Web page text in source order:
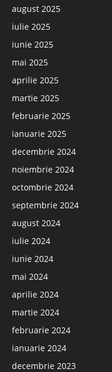
august 2025
iulie 2025
iunie 2025
mai 2025
aprilie 2025
martie 2025
februarie 2025
ianuarie 2025
decembrie 2024
noiembrie 2024
octombrie 2024
septembrie 2024
august 2024
iulie 2024
iunie 2024
mai 2024
aprilie 2024
martie 2024
februarie 2024
ianuarie 2024
decembrie 2023